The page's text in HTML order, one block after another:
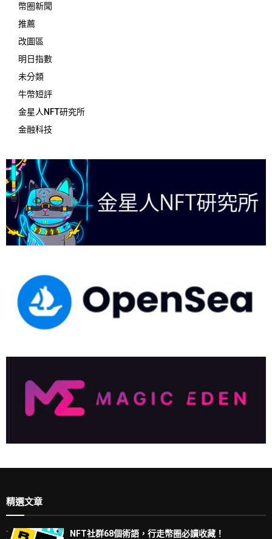
幣圈新聞
推薦
改圖區
明日指數
未分類
牛幣短評
金星人NFT研究所
金融科技
精選文章
NFT社群68個術語，行走幣圈必讀收藏！